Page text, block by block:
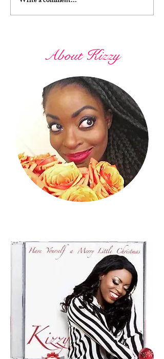
About Kizzy